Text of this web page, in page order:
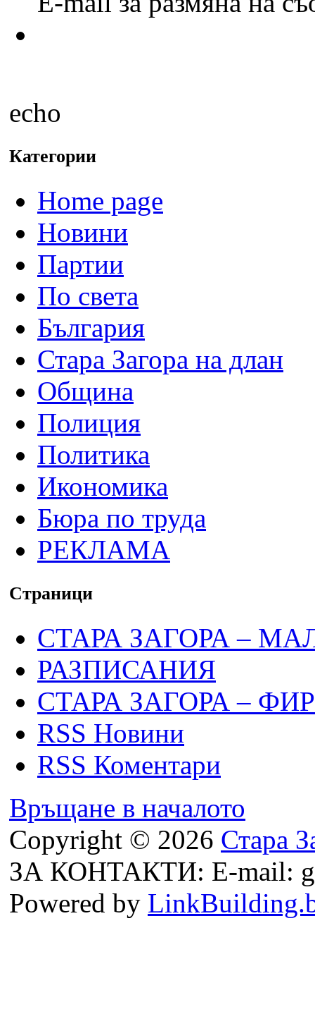
echo
Категории
Home page
Новини
Партии
По света
България
Стара Загора на длан
Община
Полиция
Политика
Икономика
Бюра по труда
РЕКЛАМА
Страници
СТАРА ЗАГОРА –
РАЗПИСАНИЯ
СТАРА ЗАГОРА –
RSS Новини
RSS Коментари
Връщане в началото
Copyright © 2026 Стара
ЗА КОНТАКТИ: E-mail:
Powered by